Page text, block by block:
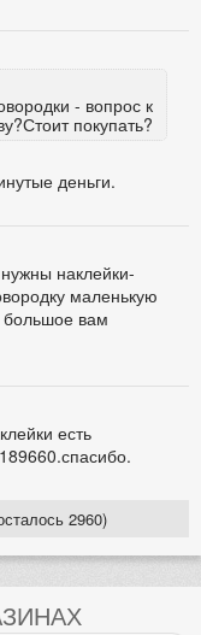
- вопрос к
покупать?
деньги.
наклейки-
маленькую
большое вам
есть
2960)